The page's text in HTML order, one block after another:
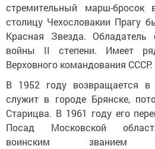
стремительный марш-
столицу Чехословакии Прагу
Красная Звезда. Обладатель
войны II степени. Имеет
Верховного командования СССР.
В 1952 году возвращается
служит в городе Брянске,
Старицва. В 1961 году его
Посад Московской
воинским